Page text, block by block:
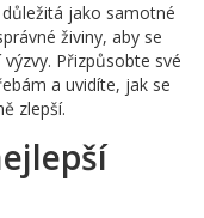
jako samotné
živiny, aby se
Přizpůsobte své
a uvidíte, jak se
zlepší.